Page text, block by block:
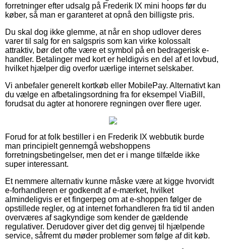
forretninger efter udsalg på Frederik IX mini hoops før du
køber, så man er garanteret at opnå den billigste pris.
Du skal dog ikke glemme, at når en shop udlover deres
varer til salg for en salgspris som kan virke kolossalt
attraktiv, bør det ofte være et symbol på en bedragerisk e-
handler. Betalinger med kort er heldigvis en del af et lovbud,
hvilket hjælper dig overfor uærlige internet selskaber.
Vi anbefaler generelt kortkøb eller MobilePay. Alternativt kan
du vælge en afbetalingsordning fra for eksempel ViaBill,
forudsat du agter at honorere regningen over flere uger.
Forud for at folk bestiller i en Frederik IX webbutik burde
man principielt gennemgå webshoppens
forretningsbetingelser, men det er i mange tilfælde ikke
super interessant.
Et nemmere alternativ kunne måske være at kigge hvorvidt
e-forhandleren er godkendt af e-mærket, hvilket
almindeligvis er et fingerpeg om at e-shoppen følger de
opstillede regler, og at internet forhandleren fra tid til anden
overværes af sagkyndige som kender de gældende
regulativer. Derudover giver det dig genvej til hjælpende
service, såfremt du møder problemer som følge af dit køb.